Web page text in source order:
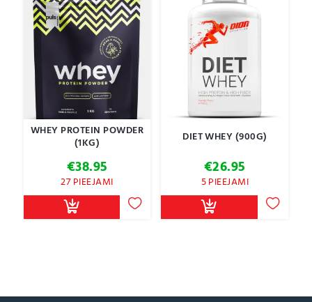
WHEY PROTEIN POWDER
(1KG)
€38.95
27 PIEEJAMI
DIET WHEY (900G)
€26.95
5 PIEEJAMI